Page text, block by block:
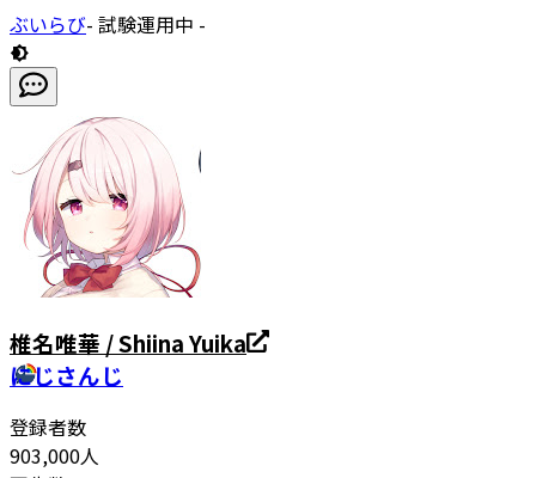
ぶいらび- 試験運用中 -
椎名唯華 / Shiina Yuika
にじさんじ
登録者数
903,000人